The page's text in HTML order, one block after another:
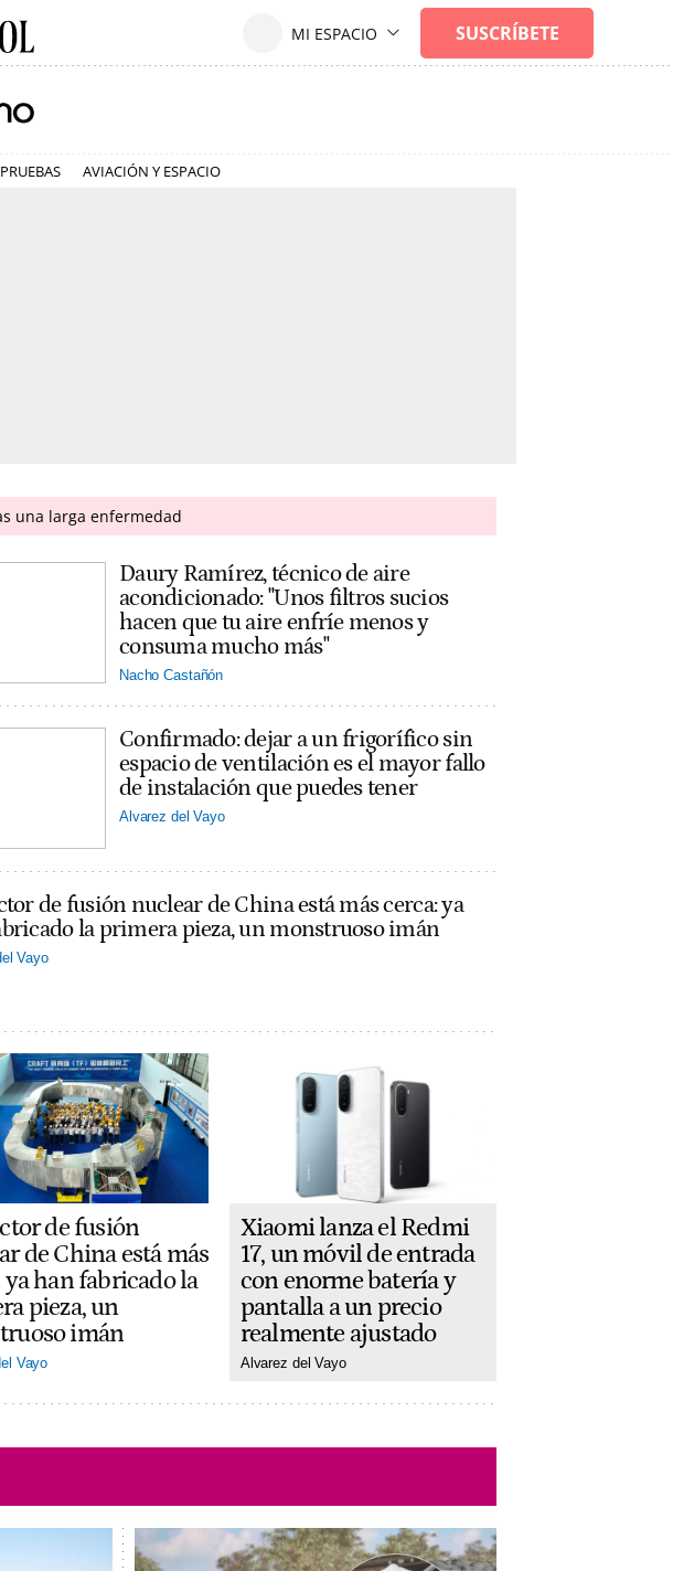
AVIACIÓN Y ESPACIO
una larga enfermedad
Daury Ramírez, técnico de aire
acondicionado: "Unos filtros sucios
hacen que tu aire enfríe menos y
consuma mucho más"
Nacho Castañón
Confirmado: dejar a un frigorífico sin
espacio de ventilación es el mayor fallo
de instalación que puedes tener
Alvarez del Vayo
de fusión nuclear de China está más cerca: ya
la primera pieza, un monstruoso imán
Vayo
de fusión
de China está más
ya han fabricado la
pieza, un
imán
Vayo
Xiaomi lanza el Redmi
17, un móvil de entrada
con enorme batería y
pantalla a un precio
realmente ajustado
Alvarez del Vayo